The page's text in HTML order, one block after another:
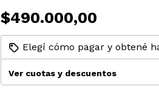
$490.000,00
Elegí cómo pagar y obtené
Ver cuotas y descuentos